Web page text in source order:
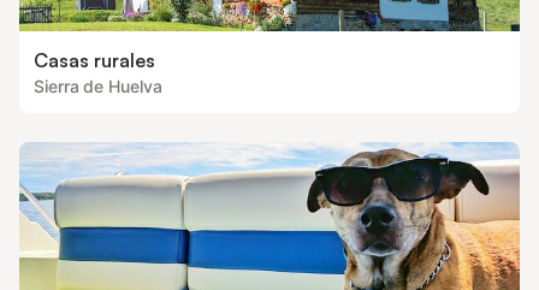
Casas rurales
Sierra de Huelva